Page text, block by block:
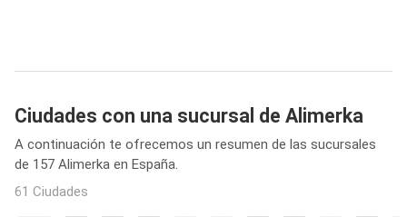
Ciudades con una sucursal de Alimerka
A continuación te ofrecemos un resumen de las sucursales
de 157 Alimerka en España.
61 Ciudades